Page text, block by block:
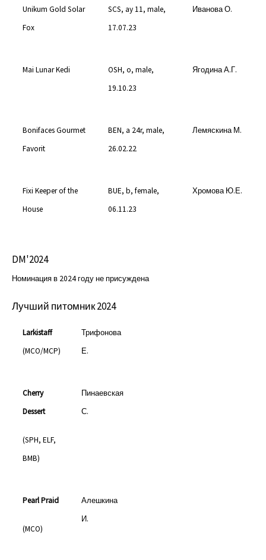
Unikum Gold Solar
Fox
SCS, ay 11, male,
17.07.23
Иванова О.
Mai Lunar Kedi
OSH, o, male,
19.10.23
Ягодина А.Г.
Bonifaces Gourmet
Favorit
BEN, a 24r, male,
26.02.22
Лемяскина М.
Fixi Keeper of the
House
BUE, b, female,
06.11.23
Хромова Ю.Е.
DM'2024
Номинация в 2024 году не присуждена
Лучший питомник 2024
Larkistaff
(MCO/MCP)
Трифонова
Е.
Cherry
Dessert
(SPH, ELF,
BMB)
Пинаевская
С.
Pearl Praid
(MCO)
Алешкина
И.